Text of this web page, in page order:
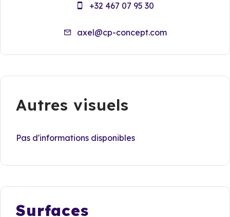
+32 467 07 95 30
axel@cp-concept.com
Autres visuels
Pas d'informations disponibles
Surfaces